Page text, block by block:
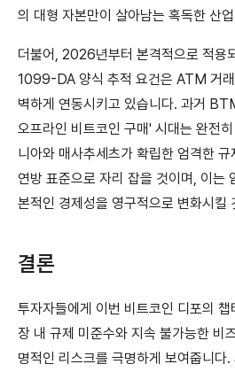
의 대형 자본만이 살아남는 혹독한 산
더불어, 2026년부터 본격적으로 적용
1099-DA 양식 추적 요건은 ATM 거
벽하게 연동시키고 있습니다. 과거
오프라인 비트코인 구매' 시대는 완전
니아와 매사추세츠가 확립한 엄격한
연방 표준으로 자리 잡을 것이며, 이는
본적인 경제성을 영구적으로 변화시킬
결론
투자자들에게 이번 비트코인 디포의 챕
장 내 규제 미준수와 지속 불가능한 비
명적인 리스크를 극명하게 보여줍니다